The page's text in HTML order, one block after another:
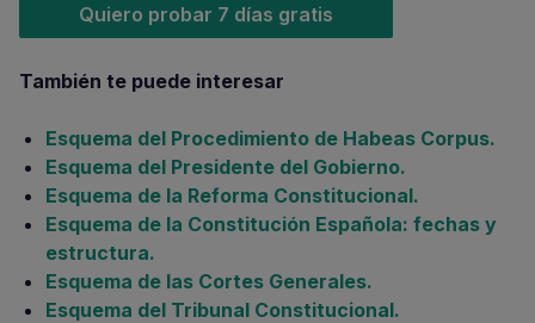
Quiero probar 7 días gratis
También te puede interesar
Esquema del Procedimiento de Habeas Corpus.
Esquema del Presidente del Gobierno.
Esquema de la Reforma Constitucional.
Esquema de la Constitución Española: fechas y
estructura.
Esquema de las Cortes Generales.
Esquema del Tribunal Constitucional.